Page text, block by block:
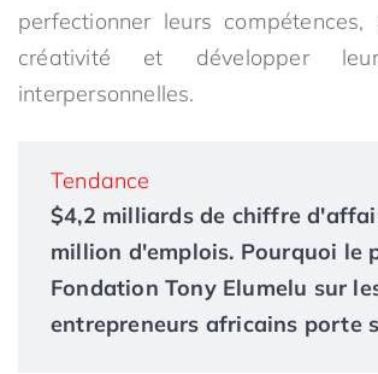
perfectionner leurs compétences,
créativité et développer
interpersonnelles.
Tendance
$4,2 milliards de chiffre
million d'emplois. Pourquoi le
Fondation Tony Elumelu sur
entrepreneurs africains porte